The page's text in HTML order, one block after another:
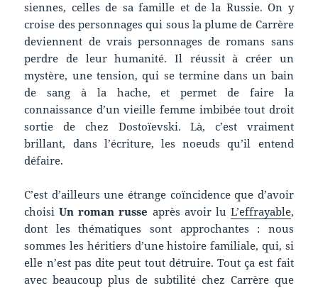
siennes, celles de sa famille et de la Russie. On y
croise des personnages qui sous la plume de Carrère
deviennent de vrais personnages de romans sans
perdre de leur humanité. Il réussit à créer un
mystère, une tension, qui se termine dans un bain
de sang à la hache, et permet de faire la
connaissance d’un vieille femme imbibée tout droit
sortie de chez Dostoïevski. Là, c’est vraiment
brillant, dans l’écriture, les noeuds qu’il entend
défaire.
C’est d’ailleurs une étrange coïncidence que d’avoir
choisiUn roman russe après avoir lu L’effrayable,
dont les thématiques sont approchantes : nous
sommes les héritiers d’une histoire familiale, qui, si
elle n’est pas dite peut tout détruire. Tout ça est fait
avec beaucoup plus de subtilité chez Carrère que